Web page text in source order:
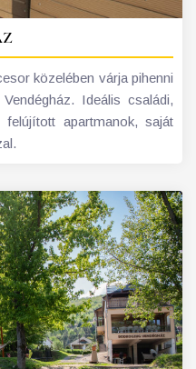
közelében várja pihenni
Ideális családi,
felújított apartmanok, saját